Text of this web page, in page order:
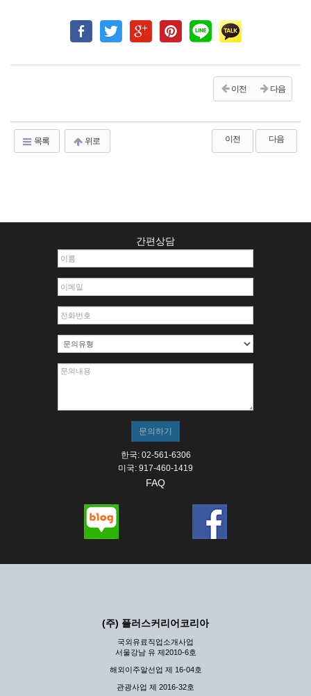
이전 다음
목록 위로 이전 다음
간편상담
한국: 02-561-6306
미국: 917-460-1419
FAQ
(주) 플러스커리어코리아
국외유료직업소개사업
서울강남 유 제2010-6호
해외이주알선업 제 16-04호
관광사업 제 2016-32호